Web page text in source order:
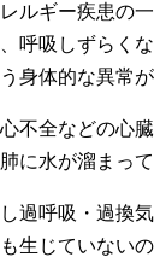
ルギー疾患の
呼吸しずらく
身体的な異常
不全などの心
に水が溜まっ
過呼吸・過換
生じていない